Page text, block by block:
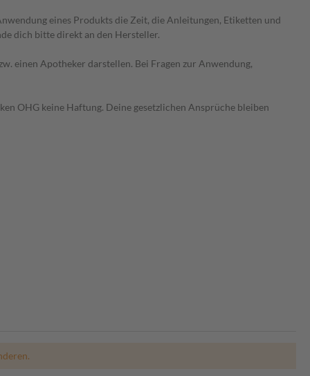
eines Produkts die Zeit, die Anleitungen, Etiketten und
dich bitte direkt an den Hersteller.
einen Apotheker darstellen. Bei Fragen zur Anwendung,
OHG keine Haftung. Deine gesetzlichen Ansprüche bleiben